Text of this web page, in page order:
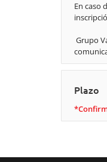
En caso
Grupo
Plazo